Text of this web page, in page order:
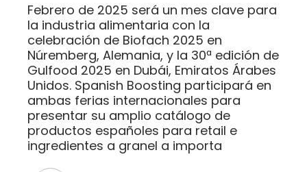
Febrero de 2025 será un mes clave para
la industria alimentaria con la
celebración de Biofach 2025 en
Núremberg, Alemania, y la 30ª edición de
Gulfood 2025 en Dubái, Emiratos Árabes
Unidos. Spanish Boosting participará en
ambas ferias internacionales para
presentar su amplio catálogo de
productos españoles para retail e
ingredientes a granel a importa